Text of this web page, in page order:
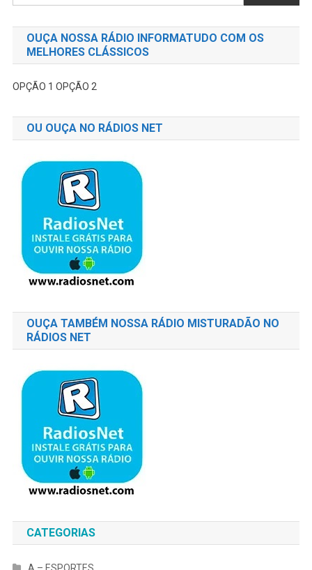
OUÇA NOSSA RÁDIO INFORMATUDO COM OS
MELHORES CLÁSSICOS
OPÇÃO 1 OPÇÃO 2
OU OUÇA NO RÁDIOS NET
OUÇA TAMBÉM NOSSA RÁDIO MISTURADÃO NO
RÁDIOS NET
CATEGORIAS
A – ESPORTES